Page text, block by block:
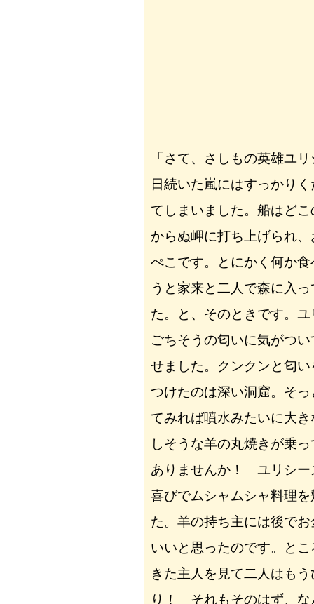
「さて、さしもの英雄ユ
日続いた嵐にはすっかり
てしまいました。船はど
からぬ岬に打ち上げられ
ぺこです。とにかく何か
うと家来と二人で森に入
た。と、そのときです。
ごちそうの匂いに気がつ
せました。クンクンと匂
つけたのは深い洞窟。そ
てみれば噴水みたいに大
しそうな羊の丸焼きが乗
ありませんか！ ユリシー
喜びでムシャムシャ料理
た。羊の持ち主には後で
いいと思ったのです。と
きた主人を見て二人はも
り！ それもそのはず、な